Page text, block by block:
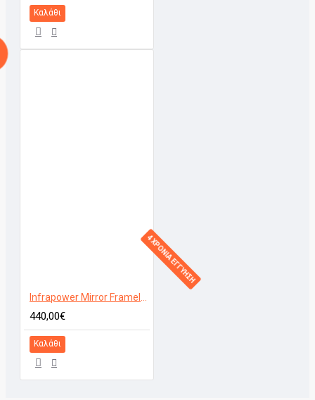
Καλάθι
4 ΧΡΟΝΙΑ ΕΓΓΥΗΣΗ
Infrapower Mirror Frameless 800W
440,00€
Καλάθι